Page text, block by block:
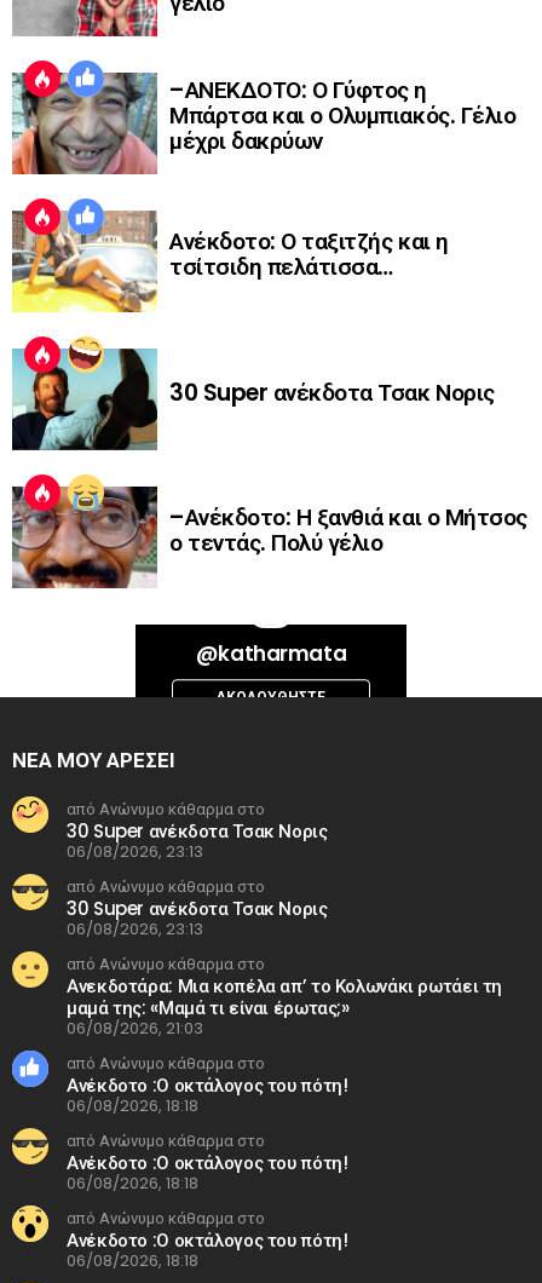
–ΑΝΕΚΔΟΤΟ: Ο Γύφτος η
Μπάρτσα και ο Ολυμπιακός. Γέλιο
μέχρι δακρύων
Ανέκδοτο: Ο ταξιτζής και η
τσίτσιδη πελάτισσα…
30 Super ανέκδοτα Τσακ Νορις
–Ανέκδοτο: Η ξανθιά και ο Μήτσος
ο τεντάς. Πολύ γέλιο
Thursday, 06-Aug-26 13:14:09 PDT. The current time is Thursday, 06-
@katharmata
ΑΚΟΛΟΥΘΉΣΤΕ
ΝΕΑ ΜΟΥ ΑΡΕΣΕΙ
από Ανώνυμο κάθαρμα στο
30 Super ανέκδοτα Τσακ Νορις
06/08/2026, 23:13
από Ανώνυμο κάθαρμα στο
30 Super ανέκδοτα Τσακ Νορις
06/08/2026, 23:13
από Ανώνυμο κάθαρμα στο
Ανεκδοτάρα: Μια κοπέλα απ’ το Κολωνάκι ρωτάει τη
μαμά της: «Μαμά τι είναι έρωτας;»
06/08/2026, 21:03
από Ανώνυμο κάθαρμα στο
Ανέκδοτο :Ο οκτάλογος του πότη!
06/08/2026, 18:18
από Ανώνυμο κάθαρμα στο
Ανέκδοτο :Ο οκτάλογος του πότη!
06/08/2026, 18:18
από Ανώνυμο κάθαρμα στο
Ανέκδοτο :Ο οκτάλογος του πότη!
06/08/2026, 18:18